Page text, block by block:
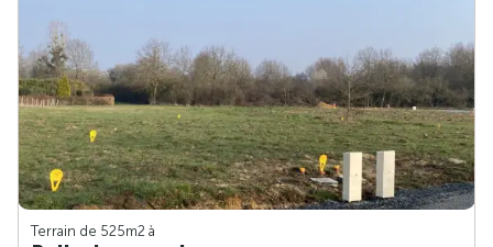
Terrain de 525m2 à